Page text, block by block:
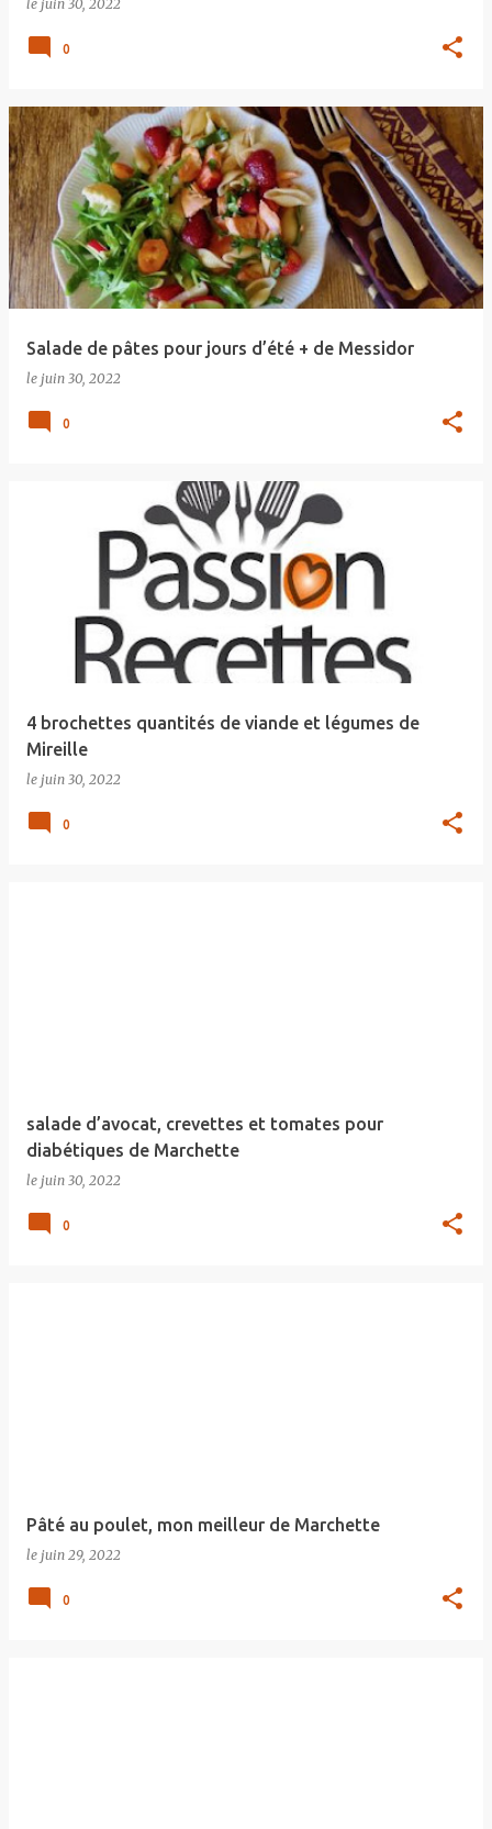
le juin 30, 2022
0
Salade de pâtes pour jours d’été + de Messidor
le juin 30, 2022
0
4 brochettes quantités de viande et légumes de
Mireille
le juin 30, 2022
0
salade d’avocat, crevettes et tomates pour
diabétiques de Marchette
le juin 30, 2022
0
Pâté au poulet, mon meilleur de Marchette
le juin 29, 2022
0